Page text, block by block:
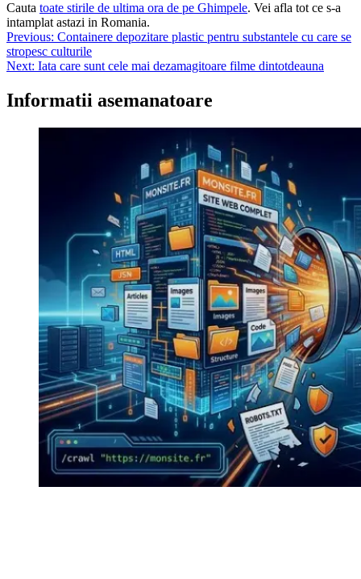
Cauta toate stirile de ultima ora de pe Ghimpele. Vei afla tot ce s-a
intamplat astazi in Romania.
Navigare
în
Previous: Containere depozitare plastic pentru substantele cu care se
stropesc culturile
Next: Iata care sunt cele mai dezamagitoare filme dintotdeauna
Informatii asemanatoare